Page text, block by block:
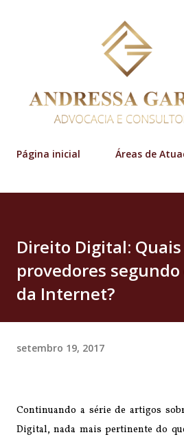
Página inicial Áreas de
Direito Digital: Quais
provedores segundo
da Internet?
setembro 19, 2017
Continuando a série de artigos
Digital, nada mais pertinente do